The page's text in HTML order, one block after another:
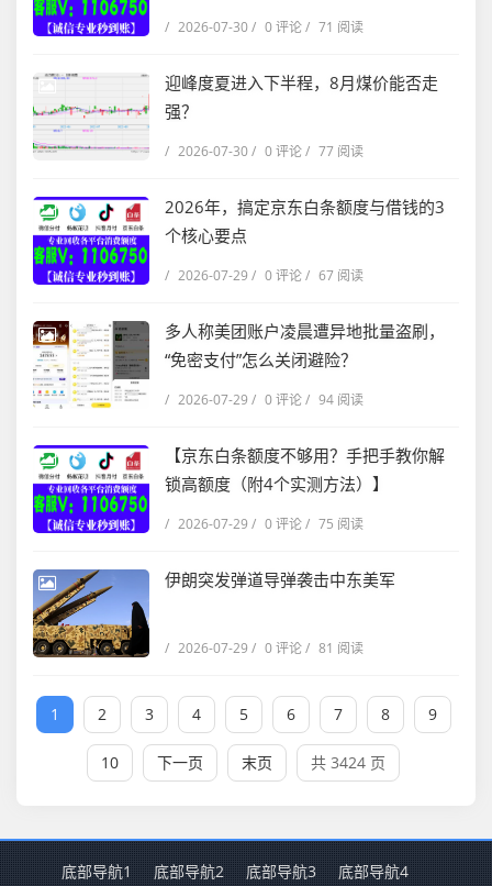
/ 2026-07-30/ 0 评论/ 71 阅读
迎峰度夏进入下半程，8月煤价能否走
强？
/ 2026-07-30/ 0 评论/ 77 阅读
2026年，搞定京东白条额度与借钱的3
个核心要点
/ 2026-07-29 / 0 评论/ 67 阅读
多人称美团账户凌晨遭异地批量盗刷，
“免密支付”怎么关闭避险？
/ 2026-07-29 / 0 评论/ 94 阅读
【京东白条额度不够用？手把手教你解
锁高额度（附4个实测方法）】
/ 2026-07-29 / 0 评论/ 75 阅读
伊朗突发弹道导弹袭击中东美军
/ 2026-07-29 / 0 评论/ 81 阅读
1 2 3 4 5 6 7 8 9
10 下一页 末页 共 3424 页
底部导航1 底部导航2 底部导航3 底部导航4